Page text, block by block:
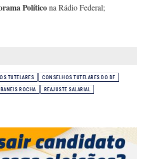
Políticona Rádio Federal;
TUTELARES CONSELHOS TUTELARES DO DF
IBANEIS ROCHA REAJUSTE SALARIAL